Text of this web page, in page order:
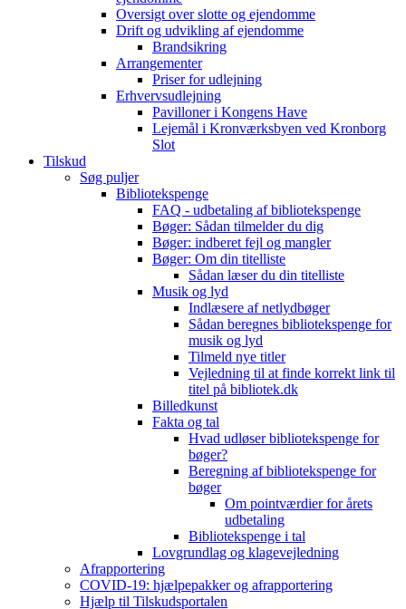
Oversigt over slotte og ejendomme
Drift og udvikling af ejendomme
Brandsikring
Arrangementer
Priser for udlejning
Erhvervsudlejning
Pavilloner i Kongens Have
Lejemål i Kronværksbyen ved Kronborg
Slot
Tilskud
Søg puljer
Bibliotekspenge
FAQ - udbetaling af bibliotekspenge
Bøger: Sådan tilmelder du dig
Bøger: indberet fejl og mangler
Bøger: Om din titelliste
Sådan læser du din titelliste
Musik og lyd
Indlæsere af netlydbøger
Sådan beregnes bibliotekspenge for
musik og lyd
Tilmeld nye titler
Vejledning til at finde korrekt link til
titel på bibliotek.dk
Billedkunst
Fakta og tal
Hvad udløser bibliotekspenge for
bøger?
Beregning af bibliotekspenge for
bøger
Om pointværdier for årets
udbetaling
Bibliotekspenge i tal
Lovgrundlag og klagevejledning
Afrapportering
COVID-19: hjælpepakker og afrapportering
Hjælp til Tilskudsportalen